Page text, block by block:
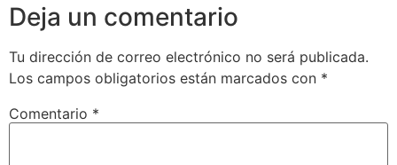
Deja un comentario
Tu dirección de correo electrónico no será publicada.
Los campos obligatorios están marcados con *
Comentario *